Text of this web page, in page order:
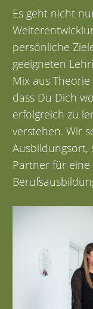
Es geht nicht
persönliche
geeigneten
Mix aus
dass Du Dich
erfolgreich zu
verstehen. Wir
Ausbildungsort,
Partner für